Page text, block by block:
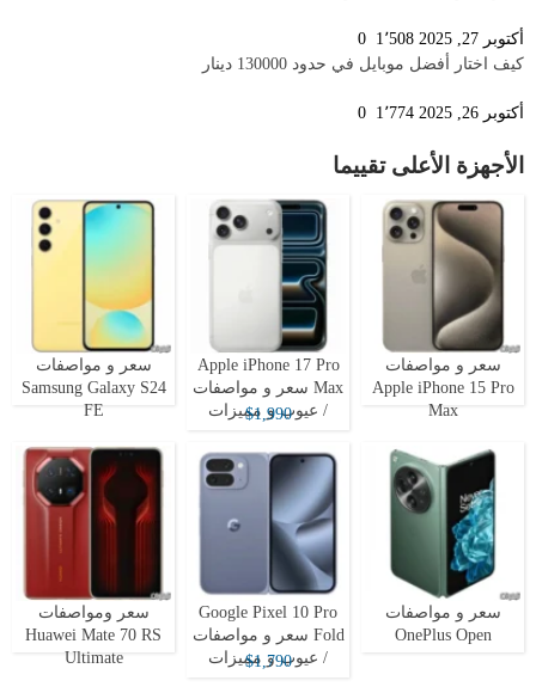
أكتوبر 27, 2025 1٬508
كيف اختار أفضل موبايل في حدود 130000 دينار
أكتوبر 26, 2025 1٬774
الأجهزة الأعلى تقييما
سعر و مواصفات
Apple iPhone 15 Pro
Max
Apple iPhone 17 Pro
Max سعر و مواصفات
/ عيوب و مميزات
$1,990
سعر و مواصفات
Samsung Galaxy S24
FE
سعر و مواصفات
OnePlus Open
Google Pixel 10 Pro
Fold سعر و مواصفات
/ عيوب و مميزات
$1,790
سعر ومواصفات
Huawei Mate 70 RS
Ultimate